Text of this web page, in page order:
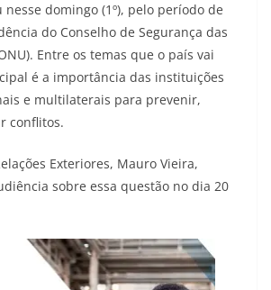
nesse domingo (1º), pelo período de
do Conselho de Segurança das
Entre os temas que o país vai
é a importância das instituições
e multilaterais para prevenir,
conflitos.
Exteriores, Mauro Vieira,
sobre essa questão no dia 20